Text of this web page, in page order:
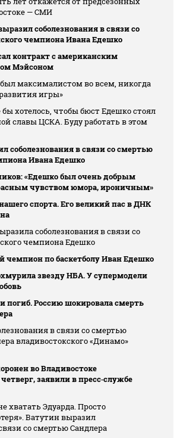
— СМИ
соболезнования в связи со
чемпиона Ивана Едешко
контракт с американским
Мэйсоном
максималистом во всем, никогда
игры»
хотелось, чтобы бюст Едешко стоял
славы ЦСКА. Буду работать в этом
соболезнования в связи со смертью
Ивана Едешко
«Едешко был очень добрым
чувством юмора, ироничным»
спорта. Его великий пас в ДНК
соболезнования в связи со
чемпиона Едешко
чемпион по баскетболу Иван Едешко
звезду НБА. У супермодели
погиб. Россию шокировала смерть
в связи со смертью
владивостокского «Динамо»
во Владивостоке
заявили в пресс‑службе
хватать Эдуарда. Просто
Ватутин выразил
со смертью Сандлера